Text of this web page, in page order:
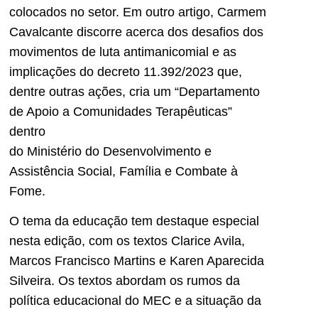
colocados no setor. Em outro artigo, Carmem
Cavalcante discorre acerca dos desafios dos
movimentos de luta antimanicomial e as
implicações do decreto 11.392/2023 que,
dentre outras ações, cria um “Departamento
de Apoio a Comunidades Terapêuticas”
dentro
do Ministério do Desenvolvimento e
Assistência Social, Família e Combate à
Fome.
O tema da educação tem destaque especial
nesta edição, com os textos Clarice Avila,
Marcos Francisco Martins e Karen Aparecida
Silveira. Os textos abordam os rumos da
política educacional do MEC e a situação da